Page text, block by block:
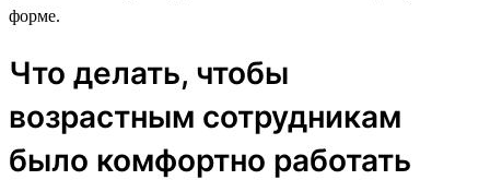
форме.
Что делать, чтобы
возрастным сотрудникам
было комфортно работать